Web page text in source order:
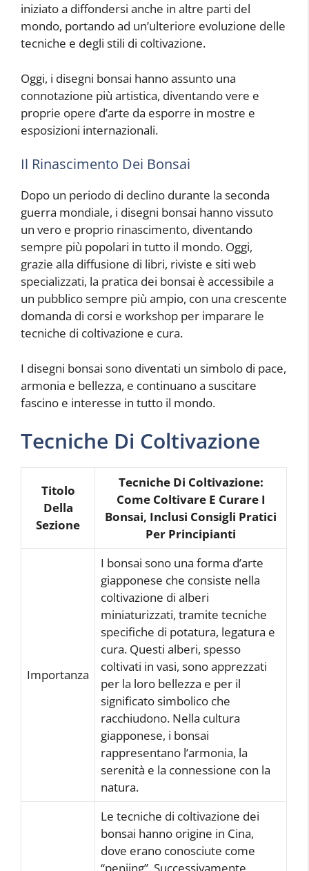
iniziato a diffondersi anche in altre parti del
mondo, portando ad un’ulteriore evoluzione delle
tecniche e degli stili di coltivazione.
Oggi, i disegni bonsai hanno assunto una
connotazione più artistica, diventando vere e
proprie opere d’arte da esporre in mostre e
esposizioni internazionali.
Il Rinascimento Dei Bonsai
Dopo un periodo di declino durante la seconda
guerra mondiale, i disegni bonsai hanno vissuto
un vero e proprio rinascimento, diventando
sempre più popolari in tutto il mondo. Oggi,
grazie alla diffusione di libri, riviste e siti web
specializzati, la pratica dei bonsai è accessibile a
un pubblico sempre più ampio, con una crescente
domanda di corsi e workshop per imparare le
tecniche di coltivazione e cura.
I disegni bonsai sono diventati un simbolo di pace,
armonia e bellezza, e continuano a suscitare
fascino e interesse in tutto il mondo.
Tecniche Di Coltivazione
Titolo
Della
Sezione
Tecniche Di Coltivazione:
Come Coltivare E Curare I
Bonsai, Inclusi Consigli Pratici
Per Principianti
Importanza
I bonsai sono una forma d’arte
giapponese che consiste nella
coltivazione di alberi
miniaturizzati, tramite tecniche
specifiche di potatura, legatura e
cura. Questi alberi, spesso
coltivati in vasi, sono apprezzati
per la loro bellezza e per il
significato simbolico che
racchiudono. Nella cultura
giapponese, i bonsai
rappresentano l’armonia, la
serenità e la connessione con la
natura.
Le tecniche di coltivazione dei
bonsai hanno origine in Cina,
dove erano conosciute come